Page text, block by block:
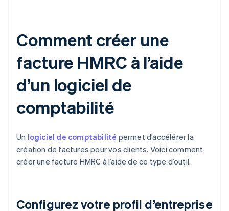
Comment créer une
facture HMRC à l’aide
d’un logiciel de
comptabilité
Un logiciel de comptabilité permet d’accélérer la
création de factures pour vos clients. Voici comment
créer une facture HMRC à l’aide de ce type d’outil.
Configurez votre profil d’entreprise